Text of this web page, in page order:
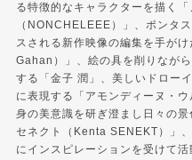
る特徴的なキャラクターを描く「
（NONCHELEEE）」、ポンタ
スされる新作映像の編集を手が
Gahan）」、絵の具を削りなが
する「金子 潤」、美しいドロー
に表現する「アモンディーヌ・
身の美意識を研ぎ澄まし日々の
セネクト（Kenta SENEKT）」
にインスピレーションを受けて